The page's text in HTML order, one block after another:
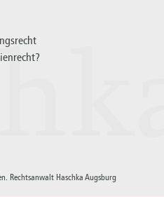
Rechtsanwalt Haschka Augsburg